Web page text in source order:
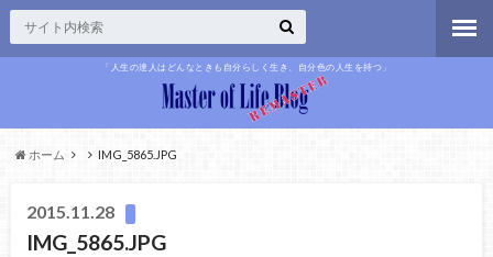
「人生の達人はどんなときも自分らしく生き、自分色の人生を持つ」
ホーム IMG_5865.JPG
2015.11.28
IMG_5865.JPG